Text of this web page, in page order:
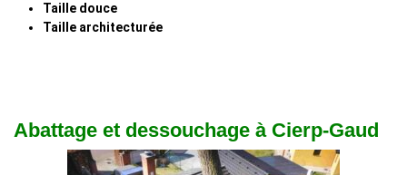
Taille douce
Taille architecturée
Abattage et dessouchage à Cierp-Gaud